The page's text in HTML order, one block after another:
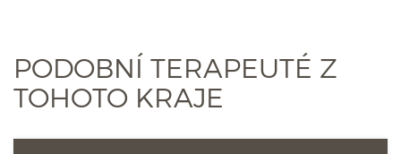
PODOBNÍ TERAPEUTÉ Z
TOHOTO KRAJE